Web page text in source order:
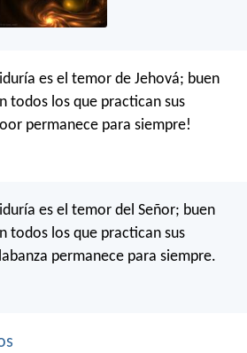
es el temor de Jehová; buen
todos los que practican sus
permanece para siempre!
es el temor del Señor; buen
todos los que practican sus
permanece para siempre.